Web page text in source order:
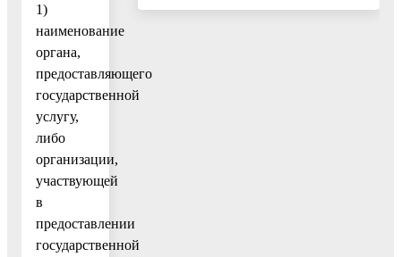
1)
наименование
органа,
предоставляющего
государственной
услугу,
либо
организации,
участвующей
в
предоставлении
государственной